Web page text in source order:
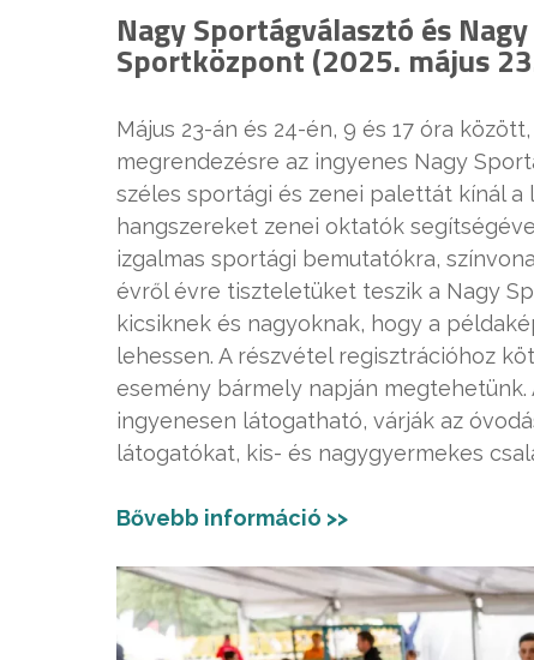
Nagy Sportágválasztó és
Sportközpont (2025. május
Május 23-án és 24-én, 9 és 17 óra
megrendezésre az ingyenes Nagy
széles sportági és zenei palettát kínál
hangszereket zenei oktatók
izgalmas sportági bemutatókra,
évről évre tiszteletüket teszik a Nagy
kicsiknek és nagyoknak, hogy a
lehessen. A részvétel regisztrációhoz
esemény bármely napján
ingyenesen látogatható, várják az
látogatókat, kis- és nagygyermekes
Bővebb információ >>